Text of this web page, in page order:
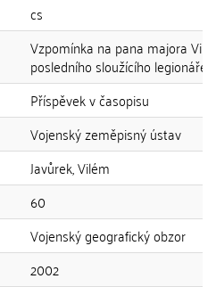
cs
Vzpomínka na pana majora
posledního sloužícího legionáře
Příspěvek v časopisu
Vojenský zeměpisný ústav
Javůrek, Vilém
60
Vojenský geografický obzor
2002